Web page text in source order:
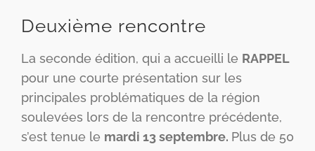
Deuxième rencontre
La seconde édition, qui a accueilli le RAPPEL
pour une courte présentation sur les
principales problématiques de la région
soulevées lors de la rencontre précédente,
s’est tenue le mardi 13 septembre. Plus de 50